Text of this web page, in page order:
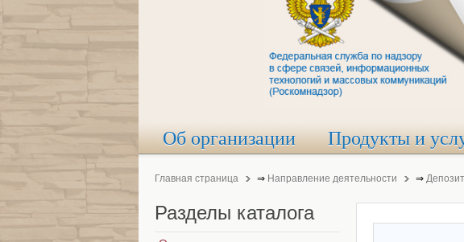
Об организации Продукты и
Главная страница ⇒ Направление деятельности ⇒
Разделы каталога